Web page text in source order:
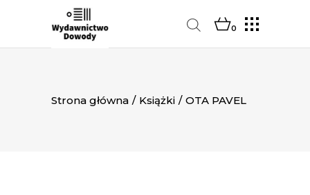
0
Strona główna / Książki / OTA PAVEL